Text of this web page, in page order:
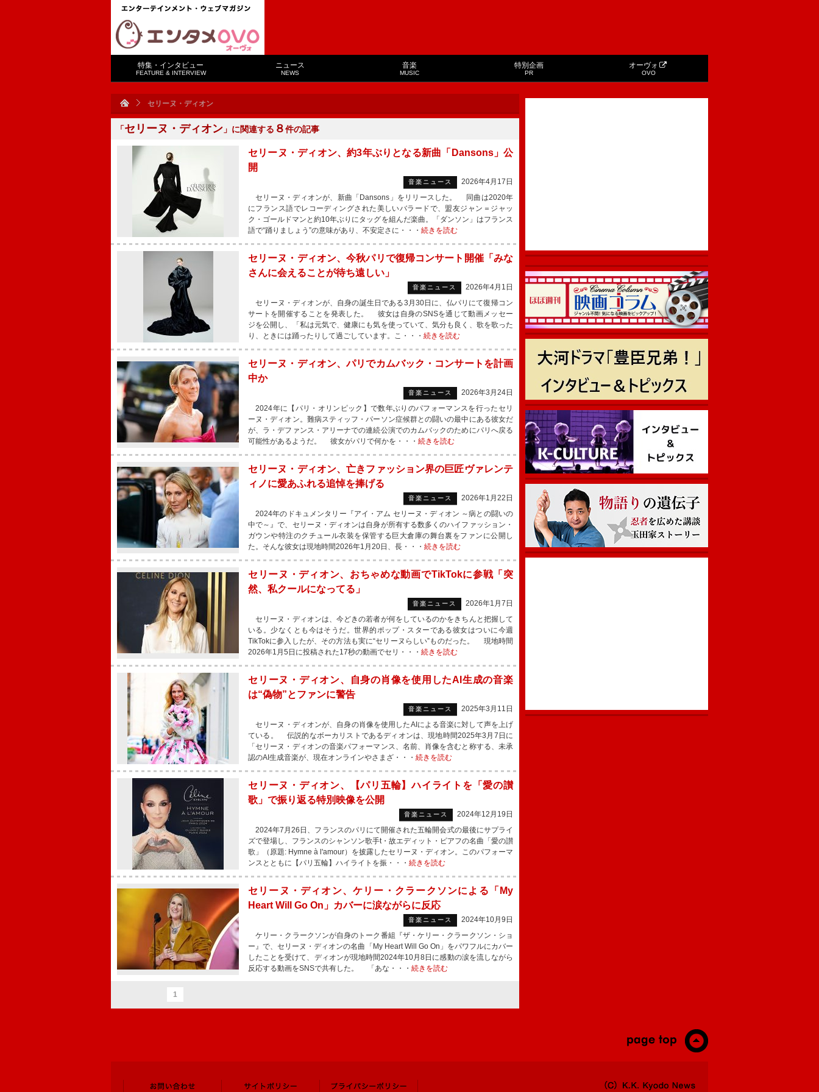
特集・インタビュー
FEATURE & INTERVIEW
ニュース
NEWS
音楽
MUSIC
特別企画
PR
オーヴォ
OVO
セリーヌ・ディオン
「セリーヌ・ディオン 」に関連する ８件の記事
セリーヌ・ディオン、約3年ぶりとなる新曲「Dansons」公
開
音楽ニュース
2026年4月17日
セリーヌ・ディオンが、新曲「Dansons」をリリースした。 同曲は2020年
にフランス語でレコーディングされた美しいバラードで、盟友ジャン＝ジャッ
ク・ゴールドマンと約10年ぶりにタッグを組んだ楽曲。「ダンソン」はフランス
語で“踊りましょう”の意味があり、不安定さに・・・ 続きを読む
セリーヌ・ディオン、今秋パリで復帰コンサート開催「みな
さんに会えることが待ち遠しい」
音楽ニュース
2026年4月1日
セリーヌ・ディオンが、自身の誕生日である3月30日に、仏パリにて復帰コン
サートを開催することを発表した。 彼女は自身のSNSを通じて動画メッセー
ジを公開し、「私は元気で、健康にも気を使っていて、気分も良く、歌を歌った
り、ときには踊ったりして過ごしています。こ・・・ 続きを読む
セリーヌ・ディオン、パリでカムバック・コンサートを計画
中か
音楽ニュース
2026年3月24日
2024年に【パリ・オリンピック】で数年ぶりのパフォーマンスを行ったセリ
ーヌ・ディオン。難病スティッフ・パーソン症候群との闘いの最中にある彼女だ
が、ラ・デファンス・アリーナでの連続公演でのカムバックのためにパリへ戻る
可能性があるようだ。 彼女がパリで何かを・・・ 続きを読む
セリーヌ・ディオン、亡きファッション界の巨匠ヴァレンテ
ィノに愛あふれる追悼を捧げる
音楽ニュース
2026年1月22日
2024年のドキュメンタリー『アイ・アム セリーヌ・ディオン ～病との闘いの
中で～』で、セリーヌ・ディオンは自身が所有する数多くのハイファッション・
ガウンや特注のクチュール衣装を保管する巨大倉庫の舞台裏をファンに公開し
た。そんな彼女は現地時間2026年1月20日、長・・・ 続きを読む
セリーヌ・ディオン、おちゃめな動画でTikTokに参戦「突
然、私クールになってる」
音楽ニュース
2026年1月7日
セリーヌ・ディオンは、今どきの若者が何をしているのかをきちんと把握して
いる。少なくとも今はそうだ。世界的ポップ・スターである彼女はついに今週
TikTokに参入したが、その方法も実に“セリーヌらしい”ものだった。 現地時間
2026年1月5日に投稿された17秒の動画でセリ・・・ 続きを読む
セリーヌ・ディオン、自身の肖像を使用したAI生成の音楽
は“偽物”とファンに警告
音楽ニュース
2025年3月11日
セリーヌ・ディオンが、自身の肖像を使用したAIによる音楽に対して声を上げ
ている。 伝説的なボーカリストであるディオンは、現地時間2025年3月7日に
「セリーヌ・ディオンの音楽パフォーマンス、名前、肖像を含むと称する、未承
認のAI生成音楽が、現在オンラインやさまざ・・・ 続きを読む
セリーヌ・ディオン、【パリ五輪】ハイライトを「愛の讃
歌」で振り返る特別映像を公開
音楽ニュース
2024年12月19日
2024年7月26日、フランスのパリにて開催された五輪開会式の最後にサプライ
ズで登場し、フランスのシャンソン歌手t・故エディット・ピアフの名曲「愛の讃
歌」（原題: Hymne à l'amour）を披露したセリーヌ・ディオン。このパフォーマ
ンスとともに【パリ五輪】ハイライトを振・・・ 続きを読む
セリーヌ・ディオン、ケリー・クラークソンによる「My
Heart Will Go On」カバーに涙ながらに反応
音楽ニュース
2024年10月9日
ケリー・クラークソンが自身のトーク番組『ザ・ケリー・クラークソン・ショ
ー』で、セリーヌ・ディオンの名曲「My Heart Will Go On」をパワフルにカバー
したことを受けて、ディオンが現地時間2024年10月8日に感動の涙を流しながら
反応する動画をSNSで共有した。 「あな・・・ 続きを読む
1